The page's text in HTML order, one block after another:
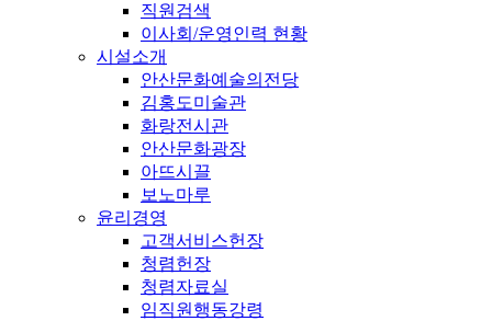
직원검색
이사회/운영인력 현황
시설소개
안산문화예술의전당
김홍도미술관
화랑전시관
안산문화광장
아뜨시끌
보노마루
윤리경영
고객서비스헌장
청렴헌장
청렴자료실
임직원행동강령